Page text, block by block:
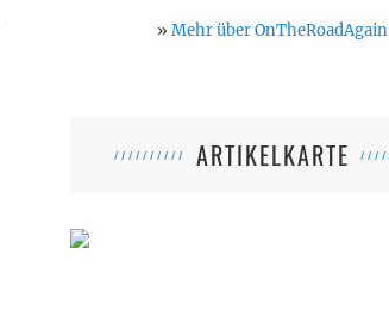
» Mehr über OnTheRoadAgain
ARTIKELKARTE